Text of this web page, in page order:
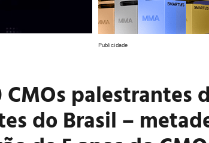
Publicidade
CMOs palestrantes
do Brasil –